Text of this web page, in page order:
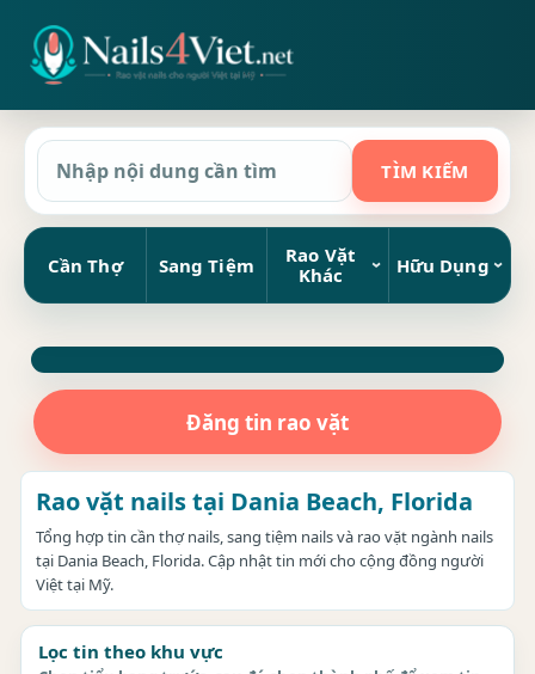
Cần Thợ Sang Tiệm
Rao Vặt
Khác
Hữu Dụng
Đăng tin rao vặt
Rao vặt nails tại Dania Beach, Florida
Tổng hợp tin cần thợ nails, sang tiệm nails và rao vặt ngành nails
tại Dania Beach, Florida. Cập nhật tin mới cho cộng đồng người
Việt tại Mỹ.
Lọc tin theo khu vực